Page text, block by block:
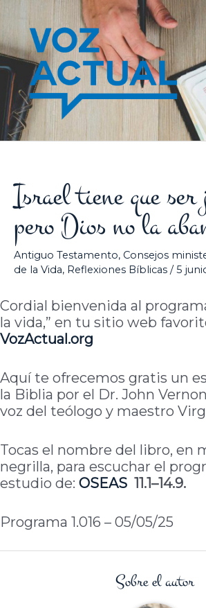
contenido
Israel tiene que ser
pero Dios no la
Antiguo Testamento, Consejos
de la Vida, Reflexiones Bíblicas /5
Cordial bienvenida al
la vida,” en tu sitio web
VozActual.org
Aquí te ofrecemos gratis un
la Biblia por el Dr. John
voz del teólogo y maestro
Tocas el nombre del libro, en
negrilla, para escuchar el
estudio de: OSEAS 11.1–14.9.
Programa 1.016 – 05/05/25
Sobre el autor